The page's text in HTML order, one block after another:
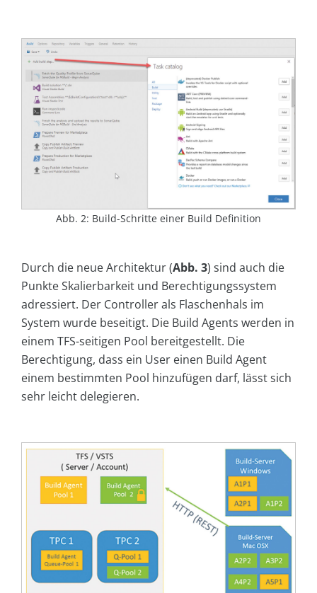
Abb. 2: Build-Schritte einer Build Definition
Durch die neue Architektur (Abb. 3) sind auch die
Punkte Skalierbarkeit und Berechtigungssystem
adressiert. Der Controller als Flaschenhals im
System wurde beseitigt. Die Build Agents werden in
einem TFS-seitigen Pool bereitgestellt. Die
Berechtigung, dass ein User einen Build Agent
einem bestimmten Pool hinzufügen darf, lässt sich
sehr leicht delegieren.